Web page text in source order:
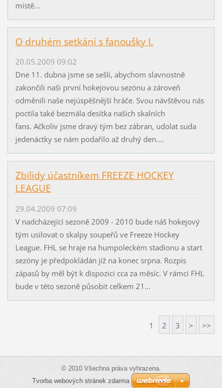
místě...
O druhém setkání s fanoušky I.
20.05.2009 09:02
Dne 11. dubna jsme se sešli, abychom slavnostně
zakončili naši první hokejovou sezónu a zároveň
odměnili naše nejúspěšnější hráče. Svou návštěvou nás
poctila také bezmála desítka našich skalních
fans. Ačkoliv jsme dravý tým bez zábran, udolat suda
jedenáctky se nám podařilo až druhý den....
Zbilidy účastníkem FREEZE HOCKEY
LEAGUE
29.04.2009 07:09
V nadcházející sezoně 2009 - 2010 bude náš hokejový
tým usilovat o skalpy soupeřů ve Freeze Hockey
League. FHL se hraje na humpoleckém stadionu a start
sezóny je předpokládán již na konec srpna. Rozpis
zápasů by měl být k dispozici cca za měsíc. V rámci FHL
bude v této sezoně působit celkem 21...
1 2 3 > >>
© 2010 Všechna práva vyhrazena.
Tvorba webových stránek zdarma